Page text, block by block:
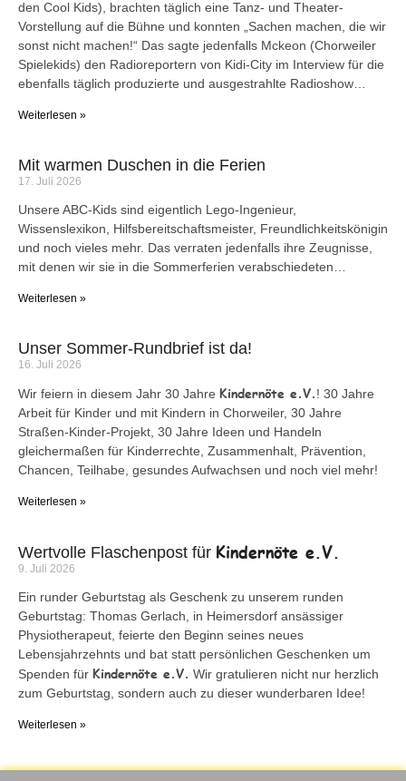
den Cool Kids), brachten täglich eine Tanz- und Theater-
Vorstellung auf die Bühne und konnten „Sachen machen, die wir
sonst nicht machen!“ Das sagte jedenfalls Mckeon (Chorweiler
Spielekids) den Radioreportern von Kidi-City im Interview für die
ebenfalls täglich produzierte und ausgestrahlte Radioshow…
Weiterlesen »
Mit warmen Duschen in die Ferien
17. Juli 2026
Unsere ABC-Kids sind eigentlich Lego-Ingenieur,
Wissenslexikon, Hilfsbereitschaftsmeister, Freundlichkeitskönigin
und noch vieles mehr. Das verraten jedenfalls ihre Zeugnisse,
mit denen wir sie in die Sommerferien verabschiedeten…
Weiterlesen »
Unser Sommer-Rundbrief ist da!
16. Juli 2026
Wir feiern in diesem Jahr 30 Jahre Kindernöte e.V.! 30 Jahre
Arbeit für Kinder und mit Kindern in Chorweiler, 30 Jahre
Straßen-Kinder-Projekt, 30 Jahre Ideen und Handeln
gleichermaßen für Kinderrechte, Zusammenhalt, Prävention,
Chancen, Teilhabe, gesundes Aufwachsen und noch viel mehr!
Weiterlesen »
Wertvolle Flaschenpost für Kindernöte e.V.
9. Juli 2026
Ein runder Geburtstag als Geschenk zu unserem runden
Geburtstag: Thomas Gerlach, in Heimersdorf ansässiger
Physiotherapeut, feierte den Beginn seines neues
Lebensjahrzehnts und bat statt persönlichen Geschenken um
Spenden für Kindernöte e.V. Wir gratulieren nicht nur herzlich
zum Geburtstag, sondern auch zu dieser wunderbaren Idee!
Weiterlesen »